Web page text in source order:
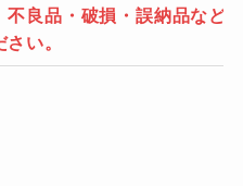
不良品・破損・誤納品など
い。